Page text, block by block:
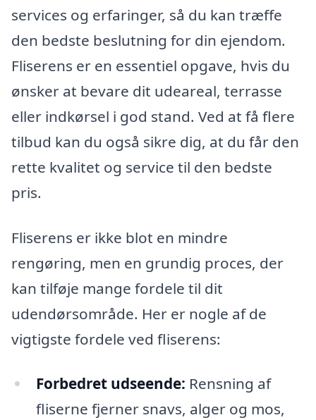
services og erfaringer, så du kan træffe
den bedste beslutning for din ejendom.
Fliserens er en essentiel opgave, hvis du
ønsker at bevare dit udeareal, terrasse
eller indkørsel i god stand. Ved at få flere
tilbud kan du også sikre dig, at du får den
rette kvalitet og service til den bedste
pris.
Fliserens er ikke blot en mindre
rengøring, men en grundig proces, der
kan tilføje mange fordele til dit
udendørsområde. Her er nogle af de
vigtigste fordele ved fliserens:
Forbedret udseende: Rensning af
fliserne fjerner snavs, alger og mos,